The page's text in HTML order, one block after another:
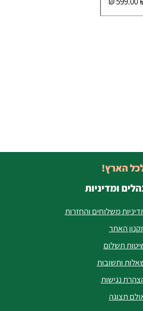
ומדיניות
משלוחים והחזרות
האתר
תשלום
ותשובות
נגישות
תצוגה
הארץ!